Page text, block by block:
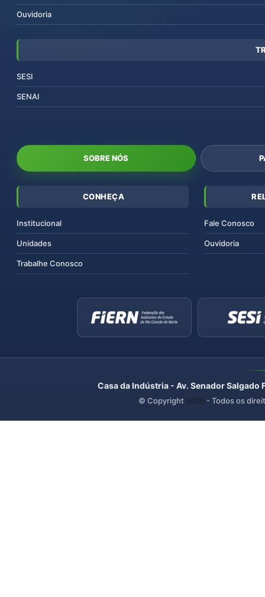
Ouvidoria
SESI
SENAI
SOBRE NÓS
CONHEÇA
Institucional
Unidades
Trabalhe Conosco
Fale Conosco
Ouvidoria
Casa da Indústria - Av. Senador
© Copyright 2026 - Todos os